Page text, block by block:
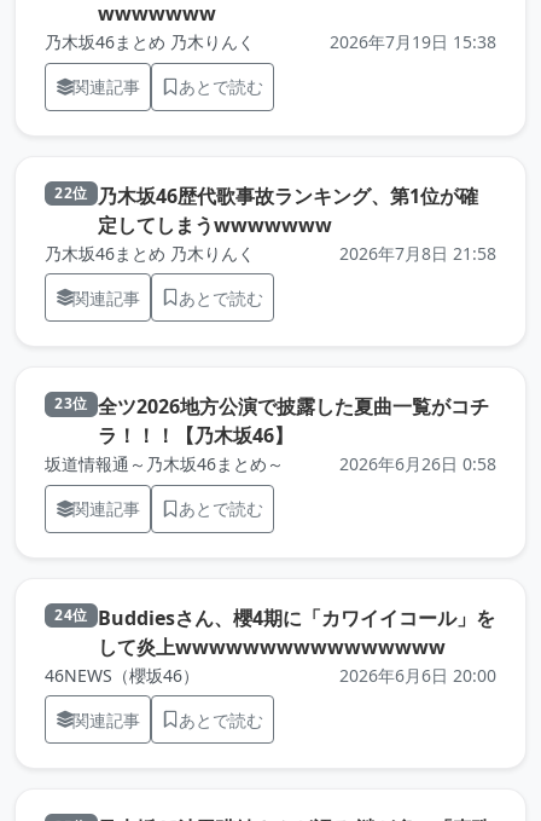
wwwwwww（元記事を新しいタブで開きます）
乃木坂46まとめ 乃木りんく
2026年7月19日 15:38
関連記事
あとで読む
22位 乃木坂46歴代歌事故ランキング、第1位が確
定してしまうwwwwwww（元記事を新しいタブ
乃木坂46まとめ 乃木りんく
2026年7月8日 21:58
関連記事
あとで読む
23位 全ツ2026地方公演で披露した夏曲一覧がコチ
ラ！！！【乃木坂46】
坂道情報通～乃木坂46まとめ～
2026年6月26日 0:58
関連記事
あとで読む
24位 Buddiesさん、櫻4期に「カワイイコール」を
して炎上wwwwwwwwwwwwwwww（元記事
46NEWS（櫻坂46）
2026年6月6日 20:00
関連記事
あとで読む